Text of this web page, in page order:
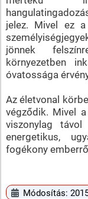
jelez. Mivel ez
jönnek
környezetben
óvatossága
Az életvonal
végződik. Mivel
viszonylag
energetikus,
fogékony
Módosítás: